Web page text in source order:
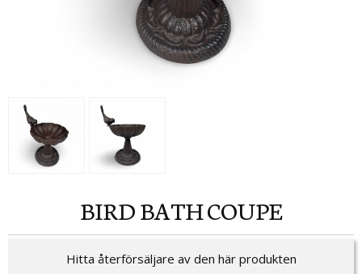
BIRD BATH COUPE
Hitta återförsäljare av den här produkten